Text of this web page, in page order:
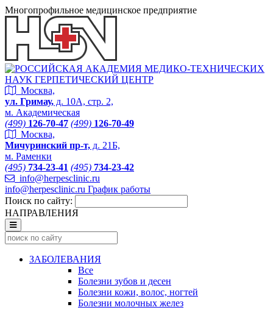
Многопрофильное медицинское предприятие
Москва,
ул. Гримау, д. 10А, стр. 2,
м. Академическая
(499) 126-70-47 (499) 126-70-49
Москва,
Мичуринский пр-т, д. 21Б,
м. Раменки
(495) 734-23-41 (495) 734-23-42
info@herpesclinic.ru
info@herpesclinic.ru График работы
Поиск по сайту:
НАПРАВЛЕНИЯ
ЗАБОЛЕВАНИЯ
Все
Болезни зубов и десен
Болезни кожи, волос, ногтей
Болезни молочных желез